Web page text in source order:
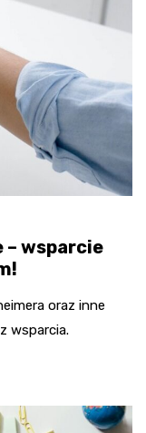
– wsparcie
oraz inne
wsparcia.